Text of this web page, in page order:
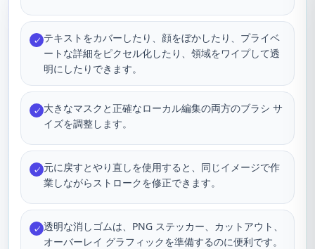
✓ テキストをカバーしたり、顔をぼかしたり、プライベ
ートな詳細をピクセル化したり、領域をワイプして透
明にしたりできます。
✓ 大きなマスクと正確なローカル編集の両方のブラシ サ
イズを調整します。
✓ 元に戻すとやり直しを使用すると、同じイメージで作
業しながらストロークを修正できます。
✓ 透明な消しゴムは、PNG ステッカー、カットアウト、
オーバーレイ グラフィックを準備するのに便利です。